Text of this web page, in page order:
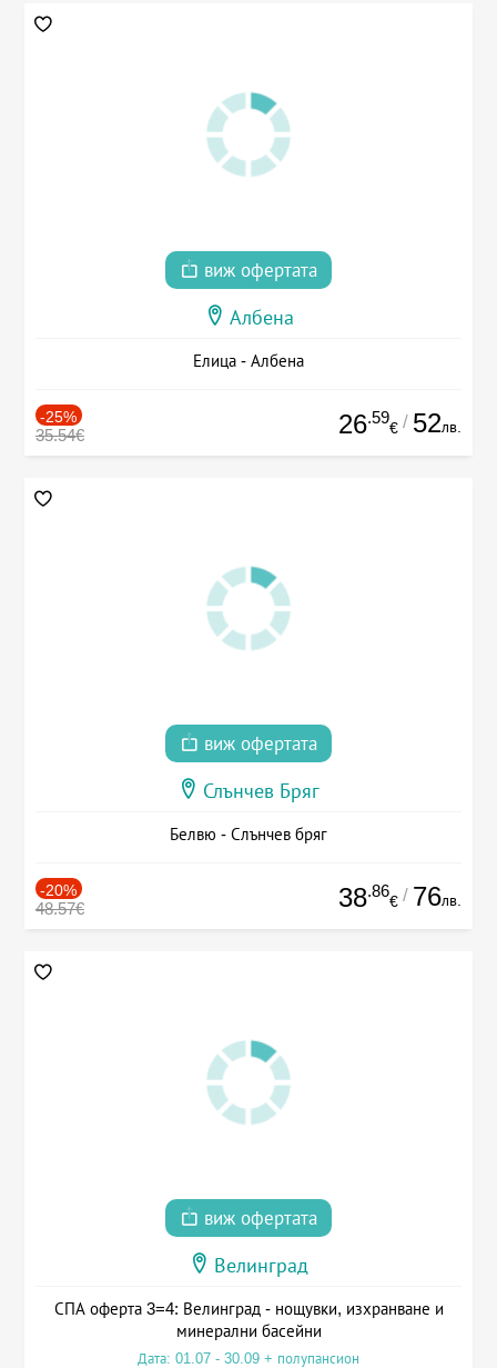
виж офертата
Албена
Елица - Албена
-25%
35.54€ 26.59
€ / 52лв.
виж офертата
Слънчев Бряг
Белвю - Слънчев бряг
-20%
48.57€ 38.86
€ / 76лв.
виж офертата
Велинград
СПА оферта 3=4: Велинград - нощувки, изхранване и
минерални басейни
Дата: 01.07 - 30.09 + полупансион